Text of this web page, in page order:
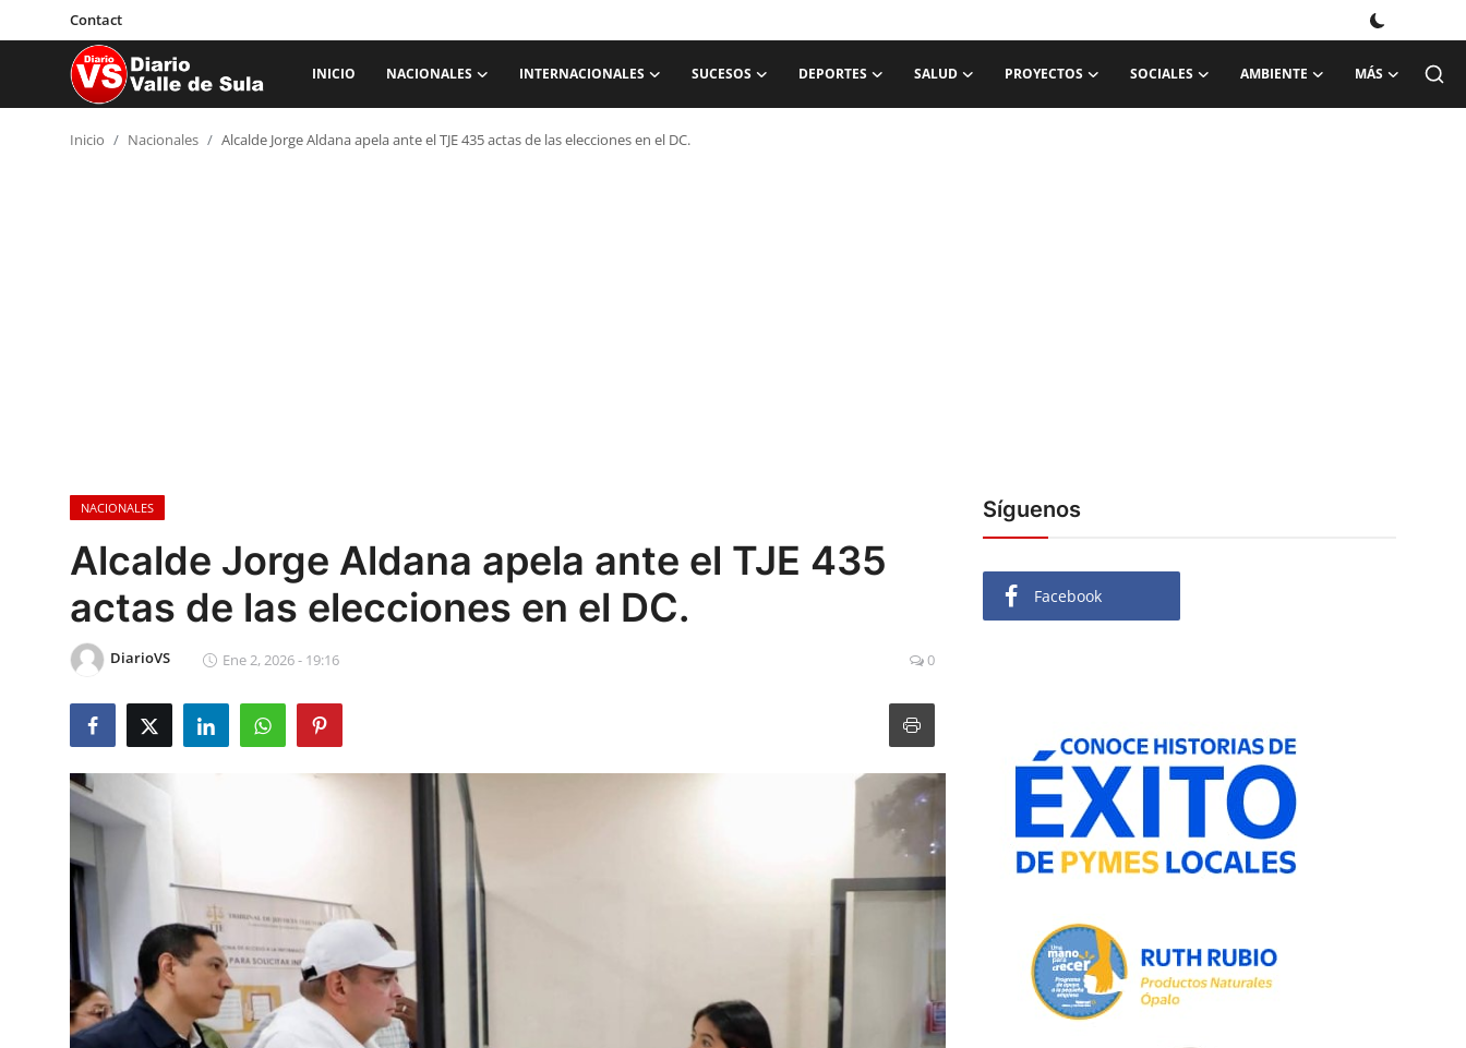
Contact
INICIO NACIONALES INTERNACIONALES SUCESOS DEPORTES SALUD PROYECTOS SOCIALES AMBIENTE MÁS
Sociales
Contact
Ambiente
Gobierno
Inicio Nacionales Alcalde Jorge Aldana apela ante el TJE 435 actas de las elecciones en el DC.
NACIONALES
Alcalde Jorge Aldana apela ante el TJE 435
actas de las elecciones en el DC.
DiarioVS Ene 2, 2026 - 19:16 0
Síguenos
Facebook